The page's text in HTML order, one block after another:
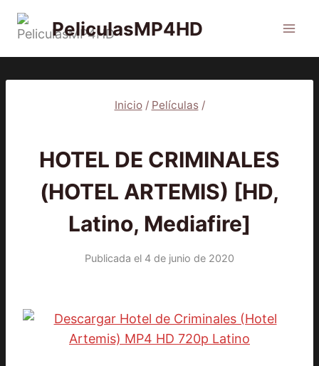
PeliculasMP4HD
Inicio / Películas /
HOTEL DE CRIMINALES
(HOTEL ARTEMIS) [HD,
Latino, Mediafire]
Publicada el 4 de junio de 2020